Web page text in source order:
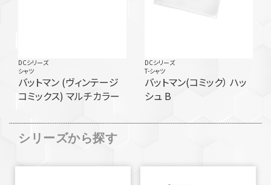
DCシリーズ
シャツ
バットマン (ヴィンテージ
コミックス) マルチカラー
DCシリーズ
T-シャツ
バットマン(コミック） ハッ
シュ B
シリーズから探す